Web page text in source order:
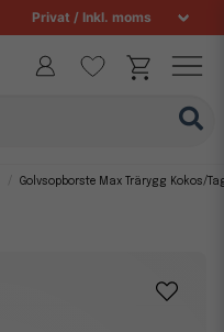
Golvsopborste Max Trärygg Kokos/